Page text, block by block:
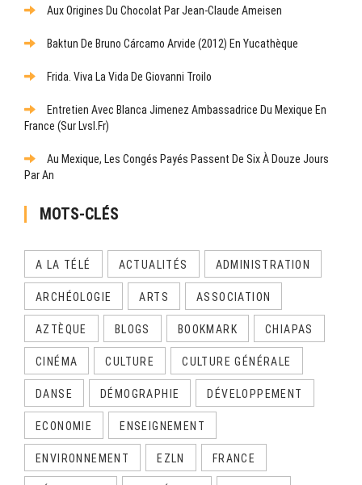
Aux Origines Du Chocolat Par Jean-Claude Ameisen
Baktun De Bruno Cárcamo Arvide (2012) En Yucathèque
Frida. Viva La Vida De Giovanni Troilo
Entretien Avec Blanca Jimenez Ambassadrice Du Mexique En
France (sur Lvsl.fr)
Au Mexique, Les Congés Payés Passent De Six À Douze Jours
Par An
MOTS-CLÉS
A LA TÉLÉ ACTUALITÉS ADMINISTRATION
ARCHÉOLOGIE ARTS ASSOCIATION
AZTÈQUE BLOGS BOOKMARK CHIAPAS
CINÉMA CULTURE CULTURE GÉNÉRALE
DANSE DÉMOGRAPHIE DÉVELOPPEMENT
ECONOMIE ENSEIGNEMENT
ENVIRONNEMENT EZLN FRANCE